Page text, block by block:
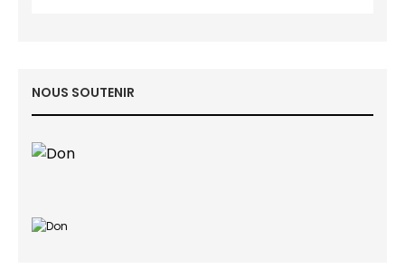
NOUS SOUTENIR